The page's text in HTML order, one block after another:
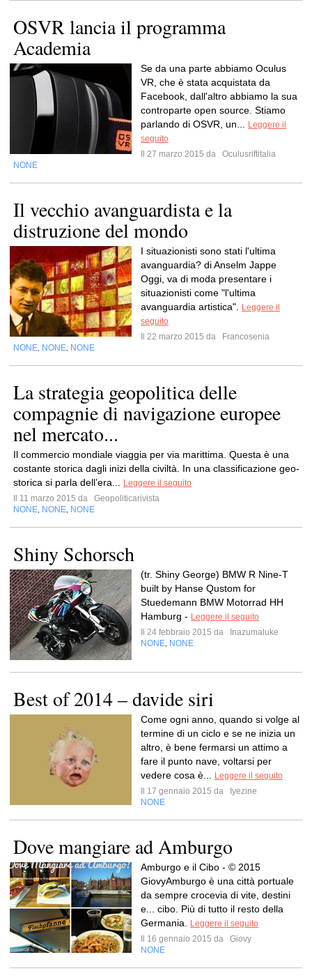
OSVR lancia il programma
Academia
Se da una parte abbiamo Oculus
VR, che è stata acquistata da
Facebook, dall'altro abbiamo la sua
controparte open source. Stiamo
parlando di OSVR, un...
Leggere il
seguito
Il 27 marzo 2015 da
Oculusriftitalia
NONE
Il vecchio avanguardista e la
distruzione del mondo
I situazionisti sono stati l'ultima
avanguardia? di Anselm Jappe
Oggi, va di moda presentare i
situazionisti come "l'ultima
avanguardia artistica".
Leggere il
seguito
Il 22 marzo 2015 da
Francosenia
NONE NONE NONE
La strategia geopolitica delle
compagnie di navigazione europee
nel mercato...
Il commercio mondiale viaggia per via marittima. Questa è una
costante storica dagli inizi della civiltà. In una classificazione geo-
storica si parla dell’era...
Leggere il seguito
Il 11 marzo 2015 da
Geopoliticarivista
NONE NONE NONE
Shiny Schorsch
(tr. Shiny George) BMW R Nine-T
built by Hanse Qustom for
Stuedemann BMW Motorrad HH
Hamburg - Leggere il seguito
Il 24 febbraio 2015 da
Inazumaluke
NONE NONE
Best of 2014 – davide siri
Come ogni anno, quando si volge al
termine di un ciclo e se ne inizia un
altro, è bene fermarsi un attimo a
fare il punto nave, voltarsi per
vedere cosa è...
Leggere il seguito
Il 17 gennaio 2015 da
Iyezine
NONE
Dove mangiare ad Amburgo
Amburgo e il Cibo - © 2015
GiovyAmburgo è una città portuale
da sempre crocevia di vite, destini
e... cibo. Più di tutto il resto della
Germania.
Leggere il seguito
Il 16 gennaio 2015 da
Giovy
NONE